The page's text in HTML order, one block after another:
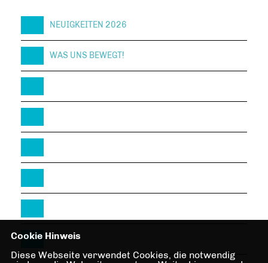
NEUIGKEITEN 2026
WAS UNS BEWEGT!
Cookie Hinweis
Diese Webseite verwendet Cookies, die notwendig